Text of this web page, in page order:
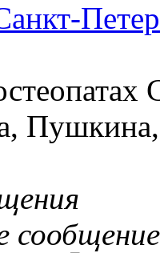
сообщение